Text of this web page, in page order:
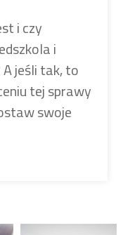
i czy
i
jeśli tak, to
tej sprawy
swoje